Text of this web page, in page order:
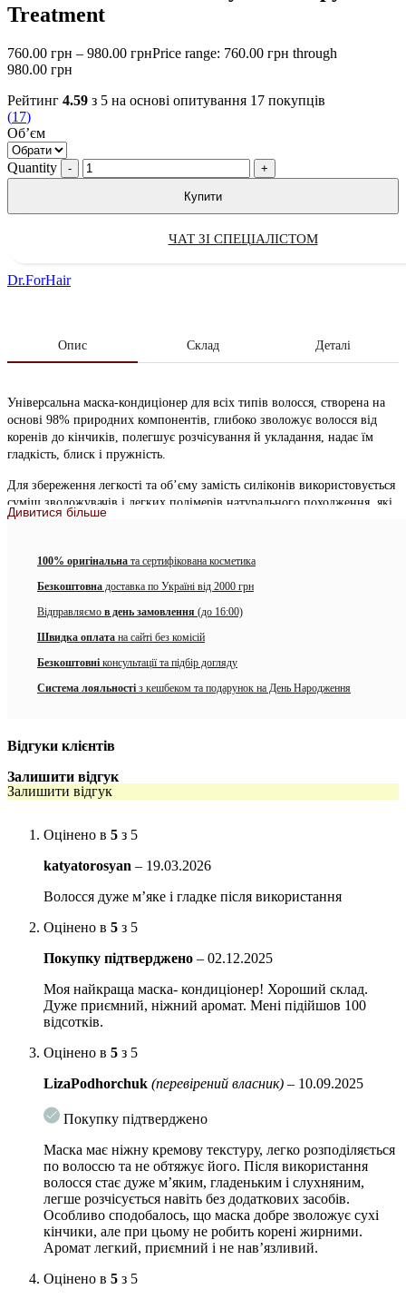
Treatment
760.00 грн – 980.00 грнPrice range: 760.00 грн through
980.00 грн
Рейтинг 4.59 з 5 на основі опитування 17 покупців
(17)
Обʼєм
Quantity
Купити
ЧАТ ЗІ СПЕЦІАЛІСТОМ
Dr.ForHair
Опис Склад Деталі
Універсальна маска-кондиціонер для всіх типів волосся, створена на
основі 98% природних компонентів, глибоко зволожує волосся від
коренів до кінчиків, полегшує розчісування й укладання, надає їм
гладкість, блиск і пружність.
Для збереження легкості та об’єму замість силіконів використовується
суміш зволожувачів і легких полімерів натурального походження, які
надають волоссю доглянутий вигляд, еластичність, зменшують
необхідне живлення, відновлює посічені кінчики і запобігає
пошкодженню кутикули волосся. Маску можна наносити на коріння, а
також використовувати для ковошінга.
Активні інгредієнти Dr.FORHAIR Phyto Therapy Treatment:
гладкість по всій довжині, усуває зайву пухнастість;
зміцнює і відновлює пошкоджене волосся,
олія авокадо
олія аргани
олія моринги
шкідливого впливу сонячних променів і втрати кольору;
екстракт квітів камелії японськоїмає заспокійливі
властивості, дає антиоксидантний захист;
комплекс рослинних екстрактів (екстракт мильнянки,
екстракт плодів мильного дерева, екстракт насіння
захищають його від негативних зовнішніх факторів, роблять
волосся щільними, пружними і наповненими життєвою
силою.
Спосіб використання:
попередньо вимите і просушене рушником волосся. Залишити на 3-5
хвилин, ретельно змити теплою водою.
Дивитися більше
100% оригінальна та сертифікована косметика
Безкоштовна доставка по Україні від 2000 грн
Відправляємо в день замовлення (до 16:00)
Швидка оплата на сайті без комісій
Безкоштовні консультації та підбір догляду
Система лояльності з кешбеком та подарунок на День Народження
Відгуки клієнтів
Залишити відгук
Залишити відгук
Оцінено в 5 з 5
katyatorosyan – 19.03.2026
Волосся дуже м’яке і гладке після використання
Оцінено в 5 з 5
Покупку підтверджено – 02.12.2025
Моя найкраща маска- кондиціонер! Хороший склад.
Дуже приємний, ніжний аромат. Мені підійшов 100
відсотків.
Оцінено в 5 з 5
LizaPodhorchuk (перевірений власник) – 10.09.2025
Покупку підтверджено
Маска має ніжну кремову текстуру, легко розподіляється
по волоссю та не обтяжує його. Після використання
волосся стає дуже м’яким, гладеньким і слухняним,
легше розчісується навіть без додаткових засобів.
Особливо сподобалось, що маска добре зволожує сухі
кінчики, але при цьому не робить корені жирними.
Аромат легкий, приємний і не нав’язливий.
Оцінено в 5 з 5